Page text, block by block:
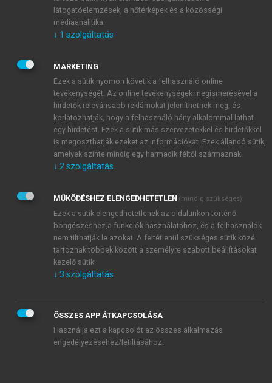
JELSZÓ
JELSZÓ ÚJRA
Kérek értesítést a MeRSZ újdonságairól, akcióiról.
Kérek értesítést az Akadémiai Kiadó Zrt. újdonságairól,
Adatkezelési tájékoztatóbanfoglaltakat tudomásul
veszem és elfogadom.
Általános vásárlási feltételeket, valamint a szotar.netés a
mersz.huoldalak licencszerződéseiben foglaltakat
tudomásul veszem és elfogadom.
KIPRÓBÁLOM
látogatóelemzések, a hőtérképek és a közösségi
médiaanalitika.
↓ 1 szolgáltatás
MARKETING
Ezek a sütik nyomon követik a felhasználó online
tevékenységét. Az online tevékenységek megismerésével a
hirdetők relevánsabb reklámokat jeleníthetnek meg, és
korlátozhatják, hogy a felhasználó hány alkalommal láthat
egy hirdetést. Ezek a sütik más szervezetekkel és hirdetőkkel
is megoszthatják ezeket az információkat. Ezek állandó sütik,
amelyek szinte mindig egy harmadik féltől származnak.
↓ 2 szolgáltatás
MŰKÖDÉSHEZ ELENGEDHETETLEN (mindig szükséges)
Ezek a sütik elengedhetetlenek az oldalunkon történő
böngészéshez,a funkciók használatához, és a felhasználók
nem tilthatják le azokat. A feltétlenül szükséges sütik közé
tartoznak többek között a személyre szabott beállításokat
kezelő sütik.
↓ 3 szolgáltatás
ÖSSZES APP ÁTKAPCSOLÁSA
Használja ezt a kapcsolót az összes alkalmazás
engedélyezéséhez/letiltásához.